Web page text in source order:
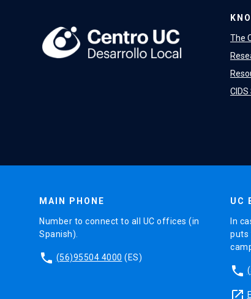
The
MAIN PHONE
Number to connect to all UC offices (in
Spanish).
phone (56)95504 4000 (ES)
UC
In
puts
phone
launch